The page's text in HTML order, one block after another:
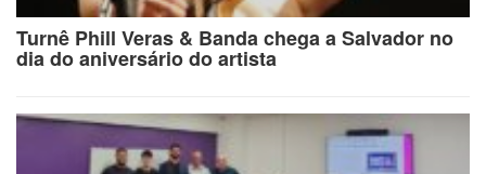
Turnê Phill Veras & Banda chega a Salvador no
dia do aniversário do artista